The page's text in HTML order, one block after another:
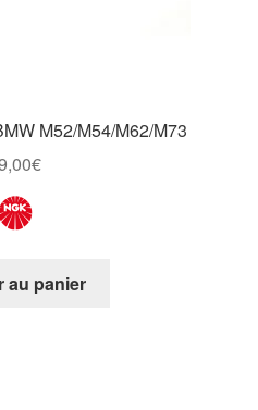
M52/M54/M62/M73
€
au panier